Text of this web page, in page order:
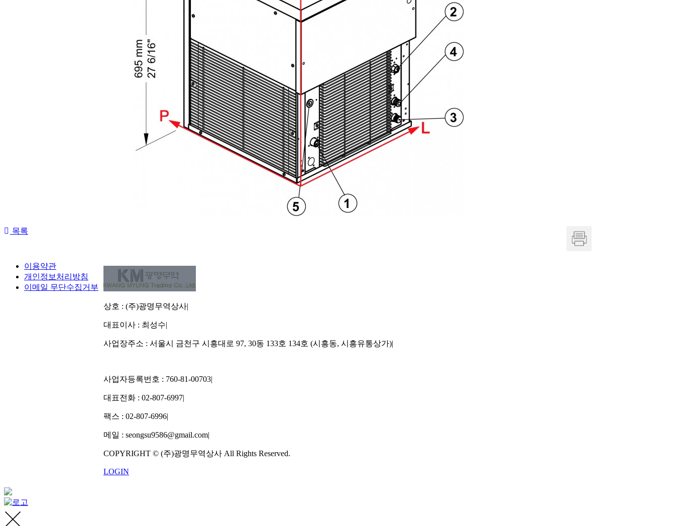
목록
이용약관
개인정보처리방침
이메일 무단수집거부
상호 : (주)광명무역상사|
대표이사 : 최성수|
사업장주소 : 서울시 금천구 시흥대로 97, 30동 133호 134호 (시흥동, 시흥유통상가)|
사업자등록번호 : 760-81-00703|
대표전화 : 02-807-6997|
팩스 : 02-807-6996|
메일 : seongsu9586@gmail.com|
COPYRIGHT © (주)광명무역상사 All Rights Reserved.
LOGIN